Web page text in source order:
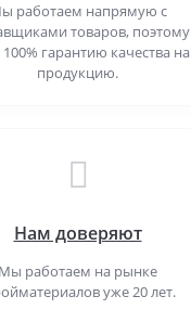
работаем напрямую с
товаров, поэтому
гарантию качества на
продукцию.
Нам доверяют
Мы работаем на рынке
уже 20 лет.